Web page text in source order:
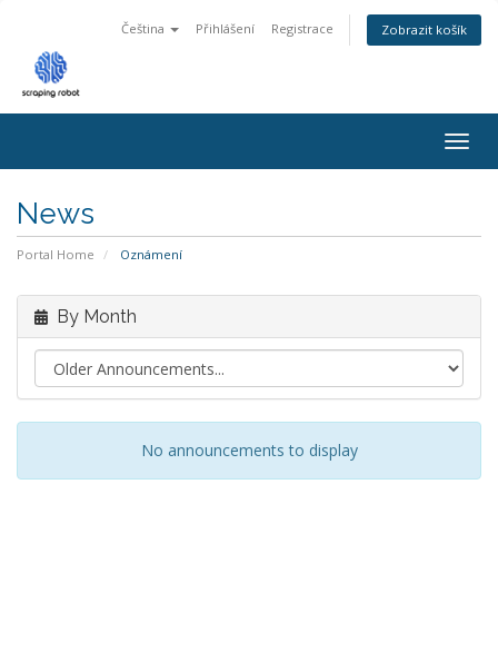
Čeština Přihlášení Registrace Zobrazit košík
News
Portal Home Oznámení
By Month
No announcements to display